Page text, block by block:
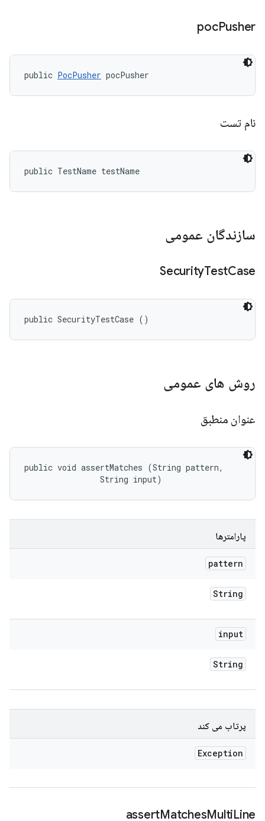
pocPusher
public PocPusher pocPusher
نام تست
public TestName testName
سازندگان عمومی
SecurityTestCase
public SecurityTestCase ()
روش های عمومی
عنوان منطبق
public void assertMatches (String pattern,
                String input)
پارامترها
pattern
String
input
String
پرتاب می کند
Exception
assertMatchesMultiLine